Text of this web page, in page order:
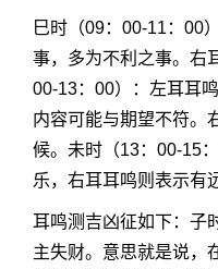
巳时（09：00-11：00
事，多为不利之事。右
00-13：00）：左耳耳
内容可能与期望不符。
候。未时（13：00-15
乐，右耳耳鸣则表示有
耳鸣测吉凶征如下：子
主失财。意思就是说，